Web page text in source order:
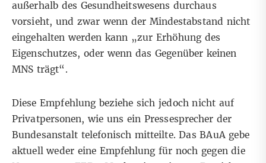
außerhalb des Gesundheitswesens durchaus
vorsieht, und zwar wenn der Mindestabstand nicht
eingehalten werden kann „zur Erhöhung des
Eigenschutzes, oder wenn das Gegenüber keinen
MNS trägt“.
Diese Empfehlung beziehe sich jedoch nicht auf
Privatpersonen, wie uns ein Pressesprecher der
Bundesanstalt telefonisch mitteilte. Das BAuA gebe
aktuell weder eine Empfehlung für noch gegen die